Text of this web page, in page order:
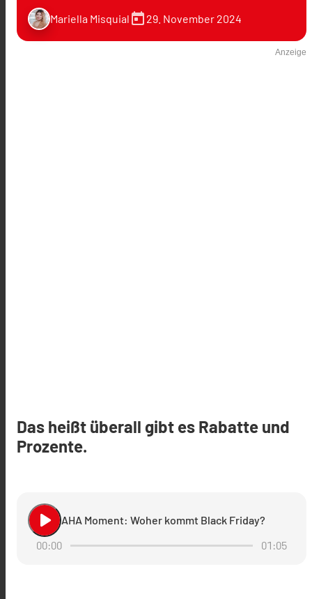
Mariella Misquial today 29. November 2024
Anzeige
Das heißt überall gibt es Rabatte und
Prozente.
play_arrow
AHA Moment: Woher kommt Black Friday?
00:00
01:05